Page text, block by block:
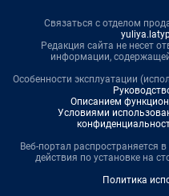
Связаться с отделом
Редакция сайта не несет
информации,
Особенности эксплуатации
Описанием
Условиями
Веб-портал распространяется
действия по установке на
Политика